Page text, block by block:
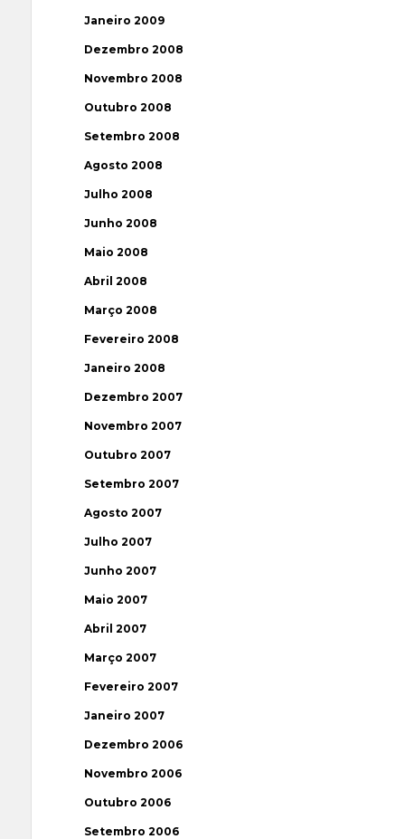
Janeiro 2009
Dezembro 2008
Novembro 2008
Outubro 2008
Setembro 2008
Agosto 2008
Julho 2008
Junho 2008
Maio 2008
Abril 2008
Março 2008
Fevereiro 2008
Janeiro 2008
Dezembro 2007
Novembro 2007
Outubro 2007
Setembro 2007
Agosto 2007
Julho 2007
Junho 2007
Maio 2007
Abril 2007
Março 2007
Fevereiro 2007
Janeiro 2007
Dezembro 2006
Novembro 2006
Outubro 2006
Setembro 2006